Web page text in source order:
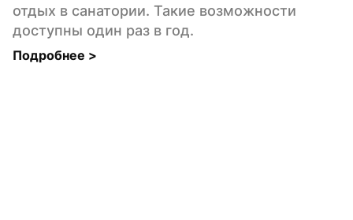
отдых в санатории. Такие возможности
доступны один раз в год.
Подробнее >